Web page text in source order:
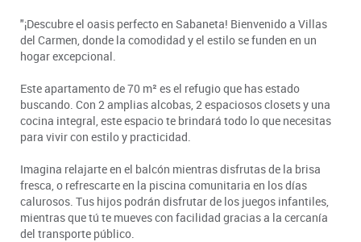
"¡Descubre el oasis perfecto en Sabaneta! Bienvenido a Villas
del Carmen, donde la comodidad y el estilo se funden en un
hogar excepcional.
Este apartamento de 70 m² es el refugio que has estado
buscando. Con 2 amplias alcobas, 2 espaciosos closets y una
cocina integral, este espacio te brindará todo lo que necesitas
para vivir con estilo y practicidad.
Imagina relajarte en el balcón mientras disfrutas de la brisa
fresca, o refrescarte en la piscina comunitaria en los días
calurosos. Tus hijos podrán disfrutar de los juegos infantiles,
mientras que tú te mueves con facilidad gracias a la cercanía
del transporte público.